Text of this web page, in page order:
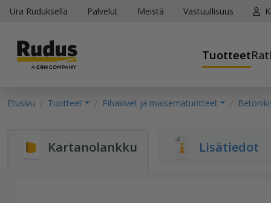
Ura Ruduksella Palvelut Meistä Vastuullisuus
Tuotteet
Etusivu Tuotteet Pihakivet ja maisematuotteet
Kartanolankku Lisätiedot